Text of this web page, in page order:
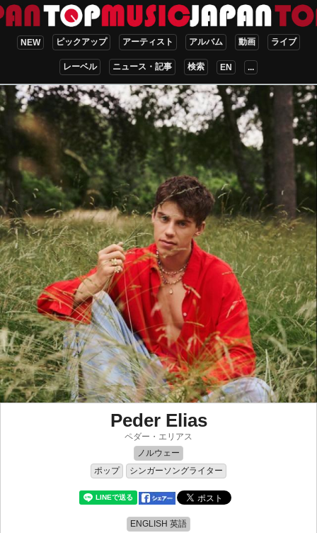
NEW ピックアップ アーティスト アルバム 動画 ライブ
レーベル ニュース・記事 検索 EN ...
Peder Elias
ペダー・エリアス
ノルウェー
ポップ
シンガーソングライター
ENGLISH 英語